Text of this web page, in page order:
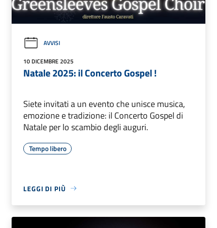
AVVISI
10 DICEMBRE 2025
Natale 2025: il Concerto Gospel !
Siete invitati a un evento che unisce musica,
emozione e tradizione: il Concerto Gospel di
Natale per lo scambio degli auguri.
Tempo libero
LEGGI DI PIÙ